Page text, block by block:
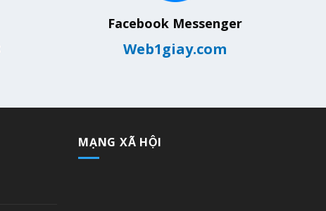
Facebook Messenger
Web1giay.com
MẠNG XÃ HỘI